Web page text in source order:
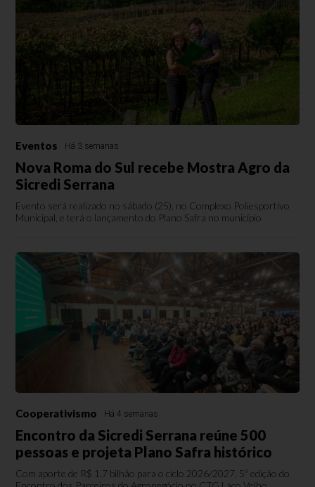
Eventos Há 3 semanas
Nova Roma do Sul recebe Mostra Agro da
Sicredi Serrana
Evento será realizado no sábado (25), no Complexo Poliesportivo
Municipal, e terá o lançamento do Plano Safra no município
Cooperativismo Há 4 semanas
Encontro da Sicredi Serrana reúne 500
pessoas e projeta Plano Safra histórico
Com aporte de R$ 1,7 bilhão para o ciclo 2026/2027, 5ª edição do